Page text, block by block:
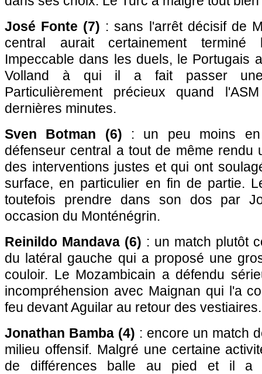
José Fonte (7) : sans l'arrêt décisif de
central aurait certainement terminé
Impeccable dans les duels, le Portugais
Volland à qui il a fait passer une
Particulièrement précieux quand
dernières minutes.
Sven Botman (6) : un peu moins
défenseur central a tout de même rendu
des interventions justes et qui ont
surface, en particulier en fin de partie.
toutefois prendre dans son dos par
occasion du Monténégrin.
Reinildo Mandava (6) : un match plutôt
du latéral gauche qui a proposé une
couloir. Le Mozambicain a défendu
incompréhension avec Maignan qui l'a
feu devant Aguilar au retour des vestiaires.
Jonathan Bamba (4) : encore un match
milieu offensif. Malgré une certaine
de différences balle au pied et il a